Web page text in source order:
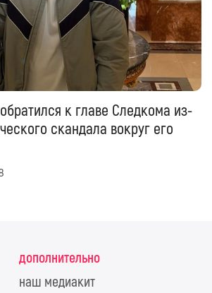
к главе Следкома из-
скандала вокруг его
дополнительно
наш медиакит